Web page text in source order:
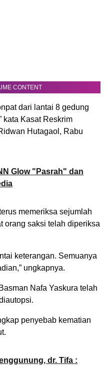
CONTENT
dari lantai 8 gedung
kata Kasat Reskrim
Hutagaol, Rabu
Glow "Pasrah" dan
memeriksa sejumlah
orang saksi telah diperiksa
keterangan. Semuanya
ungkapnya.
Nafa Yaskura telah
penyebab kematian
dr. Tifa :